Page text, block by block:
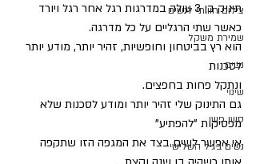
צילום חוויתי לנשים
שמירת משקל
נשים
שינוי
סשן פשן
נשים בגיל השלישי
תינוק בן 3 עולה במדרגות רגל אחר רגל ויורד
כאשר שתי הרגליים על כל מדרגה.
הוא רץ בביטחון וחופשיות, זהיר יותר, מודע יותר
לסכנות
ונתקל פחות בחפצים.
גם התינוק שלי זהיר יותר ומודע לסכנות שלא
מפסיקות "להפתיע"
אי אפשר לשים בצד את המגפה הזו שתקפה